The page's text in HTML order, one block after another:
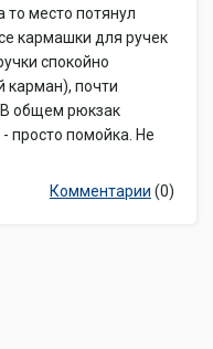
то место потянул
кармашки для ручек
спокойно
карман), почти
общем рюкзак
просто помойка. Не
Комментарии (0)